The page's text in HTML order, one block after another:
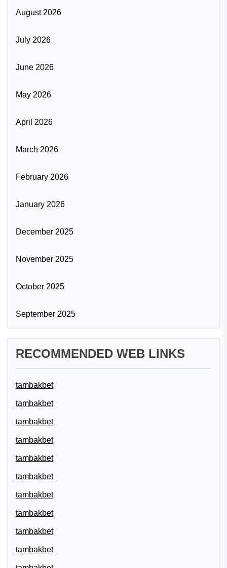
August 2026
July 2026
June 2026
May 2026
April 2026
March 2026
February 2026
January 2026
December 2025
November 2025
October 2025
September 2025
RECOMMENDED WEB LINKS
tambakbet
tambakbet
tambakbet
tambakbet
tambakbet
tambakbet
tambakbet
tambakbet
tambakbet
tambakbet